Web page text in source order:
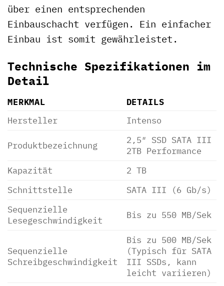
über einen entsprechenden
Einbauschacht verfügen. Ein einfacher
Einbau ist somit gewährleistet.
Technische Spezifikationen im
Detail
MERKMAL
DETAILS
Hersteller
Intenso
Produktbezeichnung
2,5″ SSD SATA III
2TB Performance
Kapazität
2 TB
Schnittstelle
SATA III (6 Gb/s)
Sequenzielle
Lesegeschwindigkeit
Bis zu 550 MB/Sek
Sequenzielle
Schreibgeschwindigkeit
Bis zu 500 MB/Sek
(Typisch für SATA
III SSDs, kann
leicht variieren)